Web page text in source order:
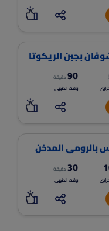
بجبن الريكوتا
90 دقيقة
وقت الطهى
بالرومي المدخن
30 دقيقة
وقت الطهى